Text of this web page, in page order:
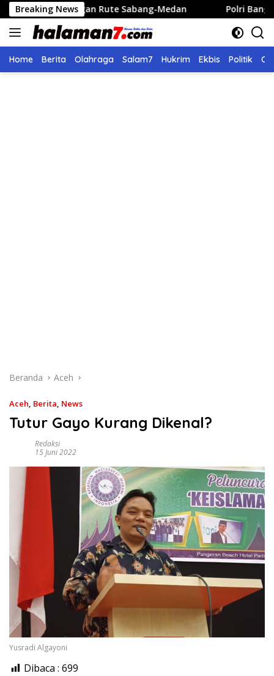
Langsung
ke
konten
Breaking News
Rute Sabang-Medan Polri Bangun 40 Titik Sumur
Home Berita Olahraga Salam7 Hukrim Ekbis Politik
Beranda Aceh
Aceh, Berita, News
Tutur Gayo Kurang Dikenal?
Redaksi
15 Juni 2022
Yusradi Algayoni
Dibaca : 699